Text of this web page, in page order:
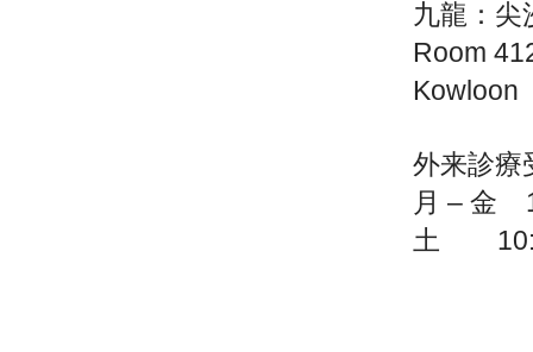
九龍：尖
Room
Kowloon
外来診療
月 – 金
土